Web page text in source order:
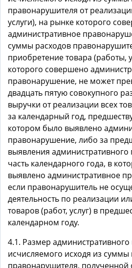
правонарушителя от
услуги), на рынке которого
административное
суммы расходов
приобретение товара (работы,
которого совершено
правонарушение, не может
двадцать пятую совокупного
выручки от реализации всех
за календарный год,
котором было выявлено
правонарушение, либо за
выявления
часть календарного года, в
выявлено административное
если правонарушитель не
деятельность по реализации
товаров (работ, услуг) в
календарном году.
4.1. Размер
исчисляемого исходя из суммы
правонарушителя, полученной